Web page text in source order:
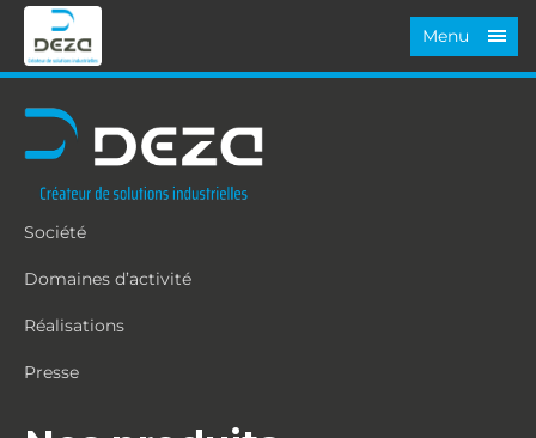
Menu
Société
Domaines d’activité
Réalisations
Presse